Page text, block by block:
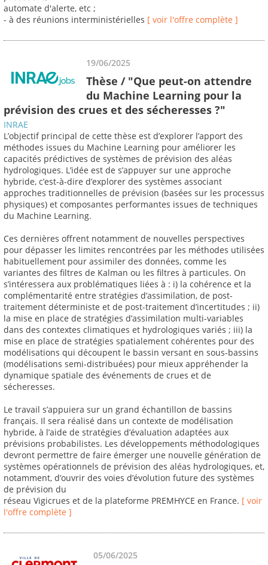
automate d'alerte, etc ;
- à des réunions interministérielles [ voir l'offre complète ]
19/06/2025
Thèse / "Que peut-on attendre
du Machine Learning pour la
prévision des crues et des sécheresses ?"
INRAE
L’objectif principal de cette thèse est d’explorer l’apport des
méthodes issues du Machine Learning pour améliorer les
capacités prédictives de systèmes de prévision des aléas
hydrologiques. L’idée est de s’appuyer sur une approche
hybride, c’est-à-dire d’explorer des systèmes associant
approches traditionnelles de prévision (basées sur les processus
physiques) et composantes performantes issues de techniques
du Machine Learning.
Ces dernières offrent notamment de nouvelles perspectives
pour dépasser les limites rencontrées par les méthodes utilisées
habituellement pour assimiler des données, comme les
variantes des filtres de Kalman ou les filtres à particules. On
s’intéressera aux problématiques liées à : i) la cohérence et la
complémentarité entre stratégies d’assimilation, de post-
traitement déterministe et de post-traitement d’incertitudes ; ii)
la mise en place de stratégies d’assimilation multi-variables
dans des contextes climatiques et hydrologiques variés ; iii) la
mise en place de stratégies spatialement cohérentes pour des
modélisations qui découpent le bassin versant en sous-bassins
(modélisations semi-distribuées) pour mieux appréhender la
dynamique spatiale des événements de crues et de
sécheresses.
Le travail s’appuiera sur un grand échantillon de bassins
français. Il sera réalisé dans un contexte de modélisation
hybride, à l’aide de stratégies d’évaluation adaptées aux
prévisions probabilistes. Les développements méthodologiques
devront permettre de faire émerger une nouvelle génération de
systèmes opérationnels de prévision des aléas hydrologiques, et,
notamment, d’ouvrir des voies d’évolution future des systèmes
de prévision du
réseau Vigicrues et de la plateforme PREMHYCE en France. [ voir
l'offre complète ]
05/06/2025